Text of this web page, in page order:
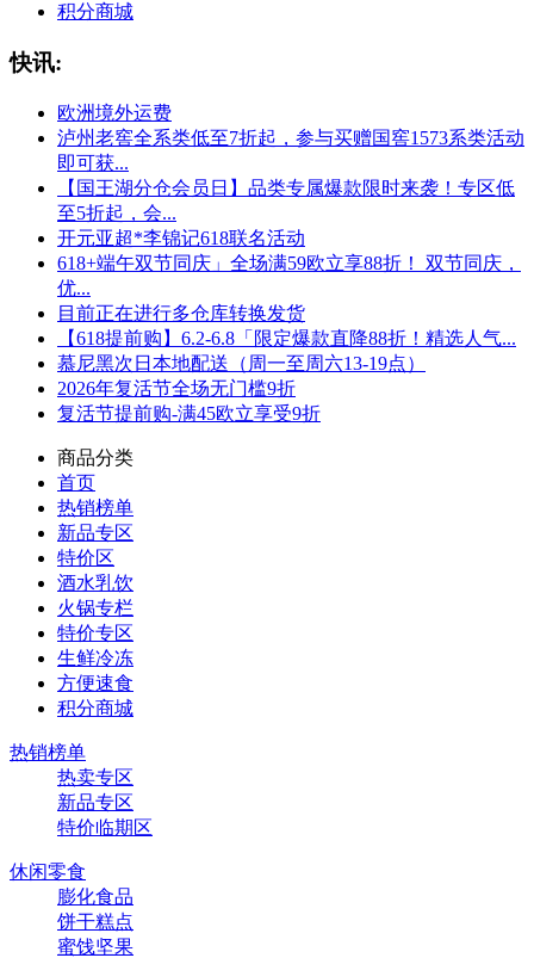
积分商城
快讯:
欧洲境外运费
泸州老窖全系类低至7折起，参与买赠国窖1573系类活动
即可获...
【国王湖分仓会员日】品类专属爆款限时来袭！专区低
至5折起，会...
开元亚超*李锦记618联名活动
618+端午双节同庆」全场满59欧立享88折！ 双节同庆，
优...
目前正在进行多仓库转换发货
【618提前购】6.2-6.8「限定爆款直降88折！精选人气...
慕尼黑次日本地配送（周一至周六13-19点）
2026年复活节全场无门槛9折
复活节提前购-满45欧立享受9折
商品分类
首页
热销榜单
新品专区
特价区
酒水乳饮
火锅专栏
特价专区
生鲜冷冻
方便速食
积分商城
热销榜单
热卖专区
新品专区
特价临期区
休闲零食
膨化食品
饼干糕点
蜜饯坚果